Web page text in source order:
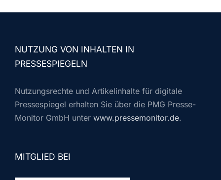
NUTZUNG VON INHALTEN IN
PRESSESPIEGELN
Nutzungsrechte und Artikelinhalte für digitale
Pressespiegel erhalten Sie über die PMG Presse-
Monitor GmbH unter www.pressemonitor.de.
MITGLIED BEI